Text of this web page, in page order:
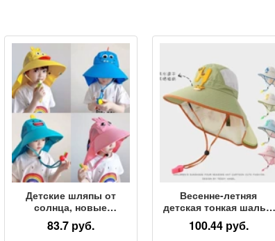
Детские шляпы от
солнца, новые
солнцезащитные
шляпы с защитой от
83.7 руб.
Весенне-летняя
детская тонкая шаль с
большими полями и
пустым верхом, шляпа
100.44 руб.